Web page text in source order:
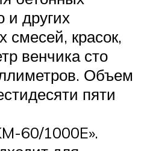
и других
смесей, красок,
венчика сто
Объем
пяти
60/1000E».